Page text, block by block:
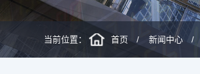
当前位置： 首页 新闻中心